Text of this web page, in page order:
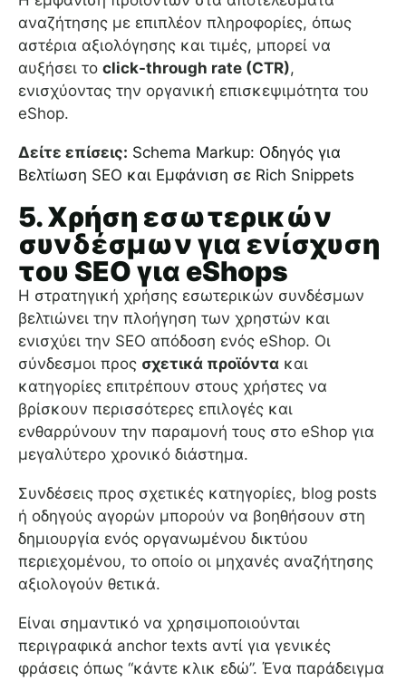
αναζήτησης με επιπλέον πληροφορίες, όπως
αστέρια αξιολόγησης και τιμές, μπορεί να
αυξήσει το click-through rate (CTR),
ενισχύοντας την οργανική επισκεψιμότητα του
eShop.
Δείτε επίσεις: Schema Markup: Οδηγός για
Βελτίωση SEO και Εμφάνιση σε Rich Snippets
5. Χρήση εσωτερικών
συνδέσμων για ενίσχυση
του SEO για eShops
Η στρατηγική χρήσης εσωτερικών συνδέσμων
βελτιώνει την πλοήγηση των χρηστών και
ενισχύει την SEO απόδοση ενός eShop. Οι
σύνδεσμοι προς σχετικά προϊόντα και
κατηγορίες επιτρέπουν στους χρήστες να
βρίσκουν περισσότερες επιλογές και
ενθαρρύνουν την παραμονή τους στο eShop για
μεγαλύτερο χρονικό διάστημα.
Συνδέσεις προς σχετικές κατηγορίες, blog posts
ή οδηγούς αγορών μπορούν να βοηθήσουν στη
δημιουργία ενός οργανωμένου δικτύου
περιεχομένου, το οποίο οι μηχανές αναζήτησης
αξιολογούν θετικά.
Είναι σημαντικό να χρησιμοποιούνται
περιγραφικά anchor texts αντί για γενικές
φράσεις όπως “κάντε κλικ εδώ”. Ένα παράδειγμα